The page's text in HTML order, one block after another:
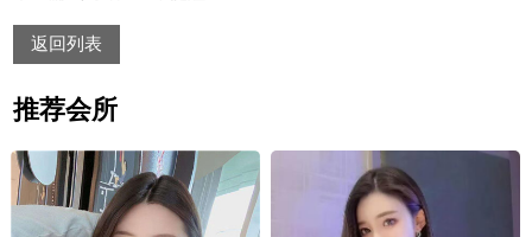
返回列表
推荐会所